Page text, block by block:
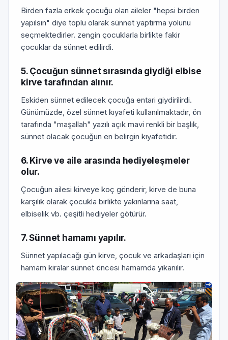
Birden fazla erkek çocuğu olan aileler "hepsi birden
yapılsın" diye toplu olarak sünnet yaptırma yolunu
seçmektedirler. zengin çocuklarla birlikte fakir
çocuklar da sünnet edilirdi.
5. Çocuğun sünnet sırasında giydiği elbise
kirve tarafından alınır.
Eskiden sünnet edilecek çocuğa entari giydirilirdi.
Günümüzde, özel sünnet kıyafeti kullanılmaktadır, ön
tarafında "maşallah" yazılı açık mavi renkli bir başlık,
sünnet olacak çocuğun en belirgin kıyafetidir.
6. Kirve ve aile arasında hediyeleşmeler
olur.
Çocuğun ailesi kirveye koç gönderir, kirve de buna
karşılık olarak çocukla birlikte yakınlarına saat,
elbiselik vb. çeşitli hediyeler götürür.
7. Sünnet hamamı yapılır.
Sünnet yapılacağı gün kirve, çocuk ve arkadaşları için
hamam kiralar sünnet öncesi hamamda yıkanılır.